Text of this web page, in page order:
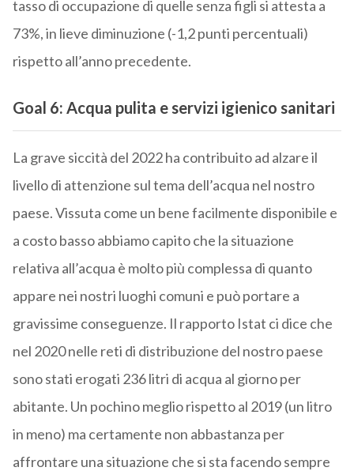
tasso di occupazione di quelle senza figli si attesta a
73%, in lieve diminuzione (-1,2 punti percentuali)
rispetto all’anno precedente.
Goal 6: Acqua pulita e servizi igienico sanitari
La grave siccità del 2022 ha contribuito ad alzare il
livello di attenzione sul tema dell’acqua nel nostro
paese. Vissuta come un bene facilmente disponibile e
a costo basso abbiamo capito che la situazione
relativa all’acqua è molto più complessa di quanto
appare nei nostri luoghi comuni e può portare a
gravissime conseguenze. Il rapporto Istat ci dice che
nel 2020 nelle reti di distribuzione del nostro paese
sono stati erogati 236 litri di acqua al giorno per
abitante. Un pochino meglio rispetto al 2019 (un litro
in meno) ma certamente non abbastanza per
affrontare una situazione che si sta facendo sempre